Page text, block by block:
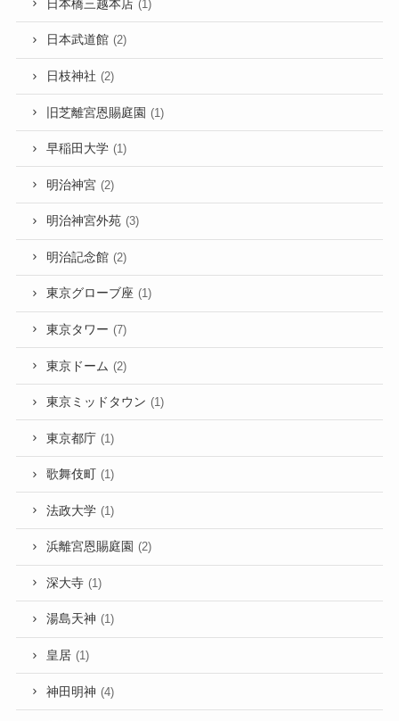
日本橋三越本店 (1)
日本武道館 (2)
日枝神社 (2)
旧芝離宮恩賜庭園 (1)
早稲田大学 (1)
明治神宮 (2)
明治神宮外苑 (3)
明治記念館 (2)
東京グローブ座 (1)
東京タワー (7)
東京ドーム (2)
東京ミッドタウン (1)
東京都庁 (1)
歌舞伎町 (1)
法政大学 (1)
浜離宮恩賜庭園 (2)
深大寺 (1)
湯島天神 (1)
皇居 (1)
神田明神 (4)